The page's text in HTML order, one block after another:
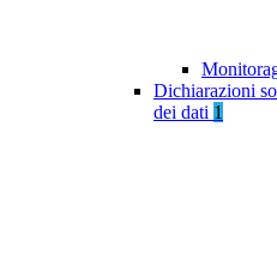
Dichiarazioni
dei dati 1